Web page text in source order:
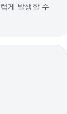
게 발생할 수